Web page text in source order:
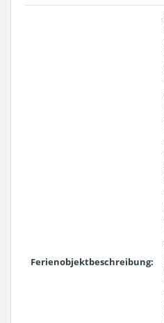
Ferienobjektbeschreibung: